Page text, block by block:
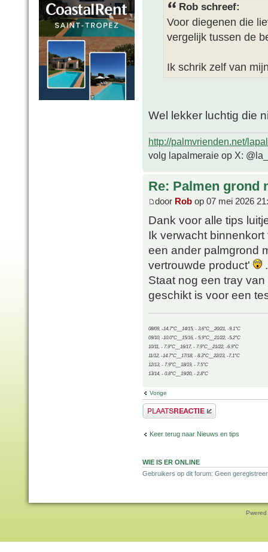
Rob schreef:
Voor diegenen die
vergelijk tussen de
Ik schrik zelf van
Wel lekker luchtig die
http://palmvrienden.net/
volg lapalmeraie op X:
Re: Palmen grond
door Rob op 07 mei 2026
Dank voor alle tips
Ik verwacht
een ander palmgrond
vertrouwde product'
.
Staat nog een tray
geschikt is voor een
08/09, -14.7°C__14/15, - 3.6°C__20/21, -9.1°C
09/10, -10.0°C__15/16, - 5.9°C__21/22, -5.2°C
10/11, - 7.9°C__16/17, - 7.9°C__21/22, -6.9°C
11/12, -14.7°C__17/18, - 8.3°C__22/23, -7.1°C
12/13, - 7.9°C__18/19, - 7.5°C
13/14, - 0.8°C__19/20, - 2.8°C
Vorige
Plaats een reactie
Keer terug naar Nieuws en tips
WIE IS ER ONLINE
Gebruikers op dit forum: Geen